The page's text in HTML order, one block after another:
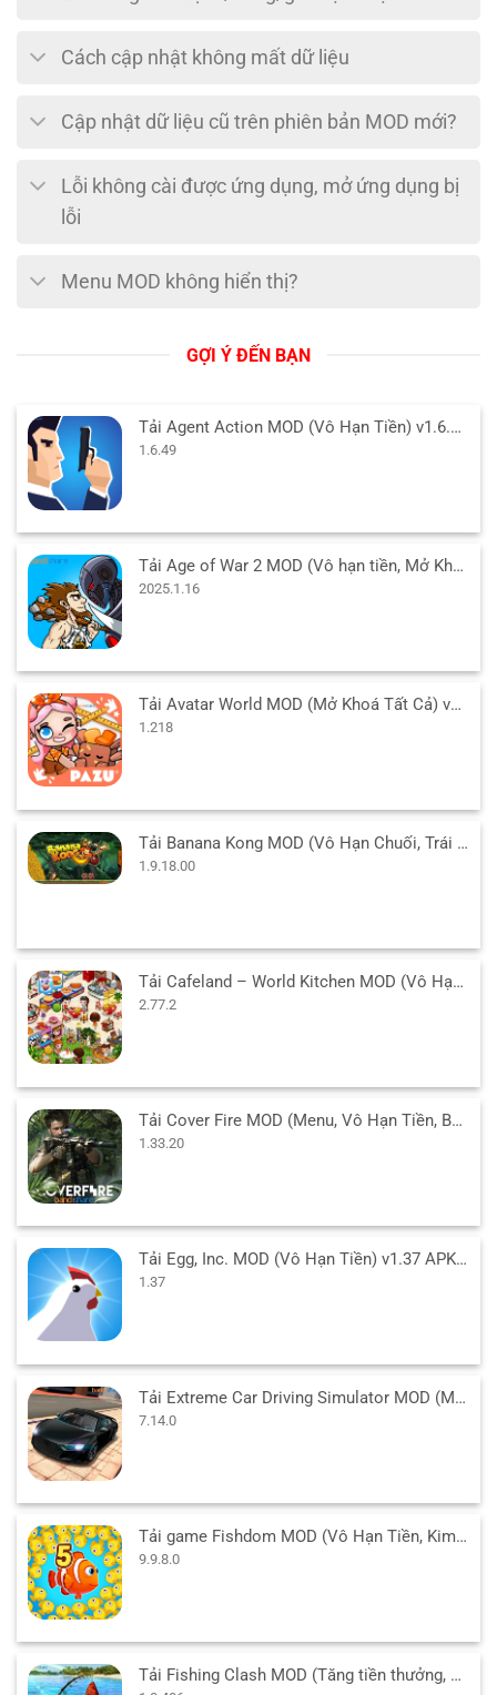
Cách cập nhật không mất dữ liệu
Cập nhật dữ liệu cũ trên phiên bản MOD mới?
Lỗi không cài được ứng dụng, mở ứng dụng bị
lỗi
Menu MOD không hiển thị?
GỢI Ý ĐẾN BẠN
Tải Agent Action MOD (Vô Hạn Tiền) v1.6.49 APK cho Android
1.6.49
Tải Age of War 2 MOD (Vô hạn tiền, Mở Khóa Free) v2025.1.16 APK
2025.1.16
Tải Avatar World MOD (Mở Khoá Tất Cả) v1.218 APK cho Android
1.218
Tải Banana Kong MOD (Vô Hạn Chuối, Trái Tim) 1.9.18.00 APK
1.9.18.00
Tải Cafeland – World Kitchen MOD (Vô Hạn Tiền) v2.77.2 APK
2.77.2
Tải Cover Fire MOD (Menu, Vô Hạn Tiền, Bất Tử, VIP) 1.33.20 APK
1.33.20
Tải Egg, Inc. MOD (Vô Hạn Tiền) v1.37 APK cho Android
1.37
Tải Extreme Car Driving Simulator MOD (Menu/Tiền/Full Xe) 7.14.0 APK
7.14.0
Tải game Fishdom MOD (Vô Hạn Tiền, Kim Cương) 9.9.8.0 APK
9.9.8.0
Tải Fishing Clash MOD (Tăng tiền thưởng, Tự động câu) 1.0.486 APK